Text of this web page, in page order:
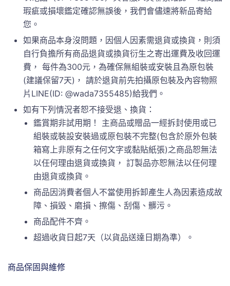
瑕疵或損壞鑑定確認無誤後，我們會儘速將新品寄給
您。
如果商品本身沒問題，因個人因素需退貨或換貨，則須
自行負擔所有商品退貨或換貨衍生之寄出運費及收回運
費， 每件為300元，為確保無組裝或安裝且為原包裝
(建議保留7天)， 請於退貨前先拍攝原包裝及內容物照
片LINE(ID: @wada7355485)給我們。
如有下列情況者恕不接受退、換貨：
鑑賞期非試用期！ 主商品或贈品一經拆封使用或已
組裝或裝設安裝過或原包裝不完整(包含於原外包裝
箱寫上非原有之任何文字或黏貼紙張)之商品恕無法
以任何理由退貨或換貨， 訂製品亦恕無法以任何理
由退貨或換貨。
商品因消費者個人不當使用拆卸產生人為因素造成故
障、損毀、磨損、擦傷、刮傷、髒污。
商品配件不齊。
超過收貨日起7天（以貨品送達日期為準）。
商品保固與維修